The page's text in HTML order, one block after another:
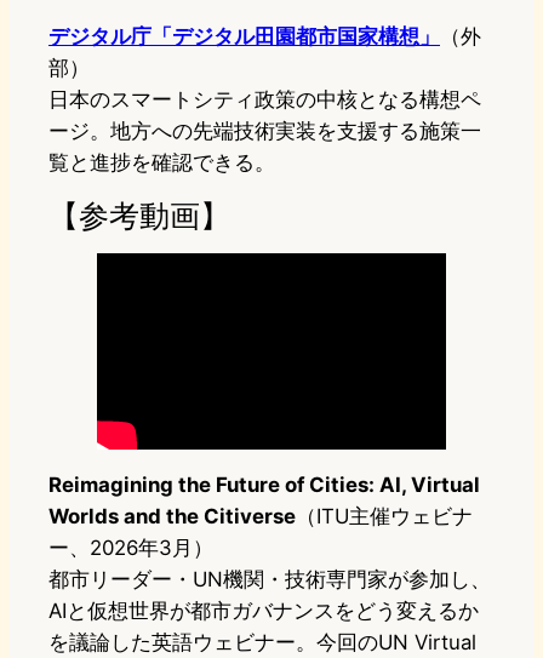
デジタル庁「デジタル田園都市国家構想」
（外
部）
日本のスマートシティ政策の中核となる構想ペ
ージ。地方への先端技術実装を支援する施策一
覧と進捗を確認できる。
【参考動画】
Reimagining the Future of Cities: AI, Virtual
Worlds and the Citiverse （ITU主催ウェビナ
ー、2026年3月）
都市リーダー・UN機関・技術専門家が参加し、
AIと仮想世界が都市ガバナンスをどう変えるか
を議論した英語ウェビナー。今回のUN Virtual